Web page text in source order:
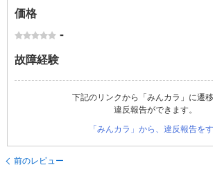
価格
-
故障経験
下記のリンクから「みんカラ」に遷移
違反報告ができます。
「みんカラ」から、違反報告を
前のレビュー